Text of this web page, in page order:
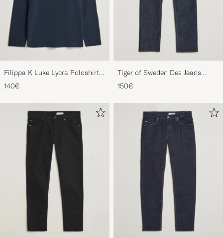
Filippa K Luke Lycra Poloshirt
Navy
140€
Tiger of Sweden Des Jeans
Ripen Blue
150€